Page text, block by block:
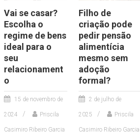
Vai se casar?
Escolha o
regime de bens
ideal para o
seu
relacionament
o
15 de novembro de
2024 Priscila
Casimiro Ribeiro Garcia
Filho de
criação pode
pedir pensão
alimentícia
mesmo sem
adoção
formal?
2 de julho de
2025 Priscila
Casimiro Ribeiro Garcia